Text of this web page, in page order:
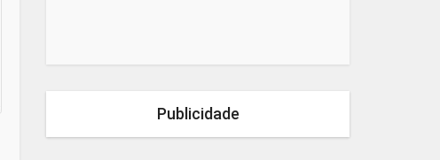
Publicidade